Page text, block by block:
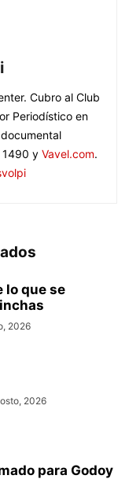
Cubro al Club
Periodístico en
1490 y Vavel.com.
lo que se
2026
2026
para Godoy